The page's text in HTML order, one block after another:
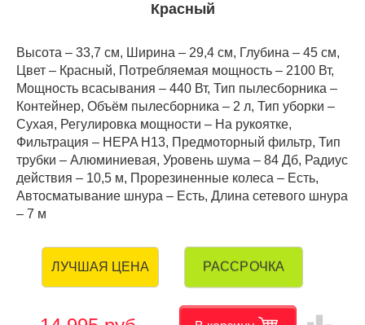
Красный
Высота – 33,7 см, Ширина – 29,4 см, Глубина – 45 см,
Цвет – Красный, Потребляемая мощность – 2100 Вт,
Мощность всасывания – 440 Вт, Тип пылесборника –
Контейнер, Объём пылесборника – 2 л, Тип уборки –
Сухая, Регулировка мощности – На рукоятке,
Фильтрация – HEPA H13, Предмоторный фильтр, Тип
трубки – Алюминиевая, Уровень шума – 84 Дб, Радиус
действия – 10,5 м, Прорезиненные колеса – Есть,
Автосматывание шнура – Есть, Длина сетевого шнура
– 7 м
ЛУЧШАЯ ЦЕНА РАССРОЧКА